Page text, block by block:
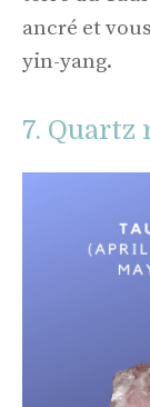
ancré et
yin-yang.
7. Quartz